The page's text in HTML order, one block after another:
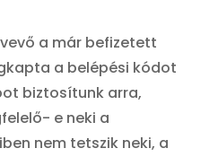
a már befizetett
a belépési kódot
biztosítunk arra,
e neki a
nem tetszik neki, a